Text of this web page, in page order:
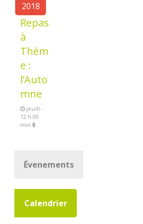
2018
Repas
à
Thèm
e :
l’Auto
mne
jeudi -
12 h 00
min
Évenements
Calendrier